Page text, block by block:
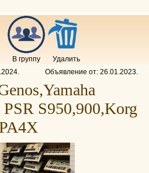
В группу
Удалить
. Объявление от: 26.01.2023.
S950,900,Korg